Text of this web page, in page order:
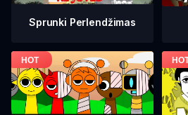
Sprunki Perlendžimas